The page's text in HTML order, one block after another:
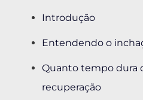
Introdução
Entendendo o
Quanto tempo dura
recuperação